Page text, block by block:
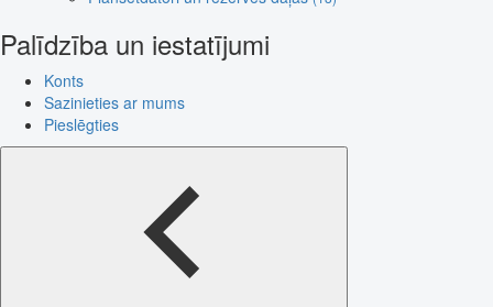
Palīdzība un iestatījumi
Konts
Sazinieties ar mums
Pieslēgties